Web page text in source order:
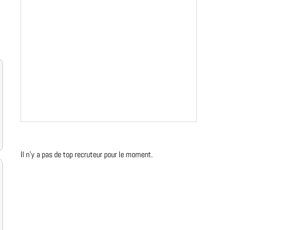
Il n'y a pas de top recruteur pour le moment.